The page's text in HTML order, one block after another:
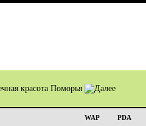
красота Поморья
WAP PDA